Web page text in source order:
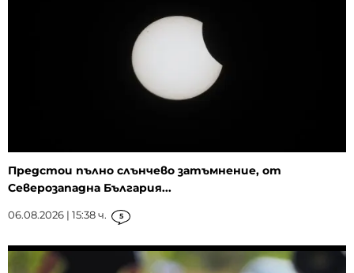
Предстои пълно слънчево затъмнение, от
Северозападна България...
06.08.2026 | 15:38 ч. 5